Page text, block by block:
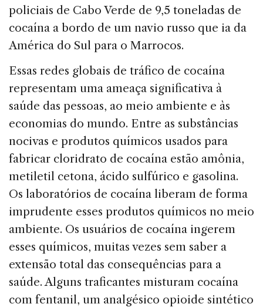
policiais de Cabo Verde de 9,5 toneladas de
cocaína a bordo de um navio russo que ia da
América do Sul para o Marrocos.
Essas redes globais de tráfico de cocaína
representam uma ameaça significativa à
saúde das pessoas, ao meio ambiente e às
economias do mundo. Entre as substâncias
nocivas e produtos químicos usados ​​para
fabricar cloridrato de cocaína estão amônia,
metiletil cetona, ácido sulfúrico e gasolina.
Os laboratórios de cocaína liberam de forma
imprudente esses produtos químicos no meio
ambiente. Os usuários de cocaína ingerem
esses químicos, muitas vezes sem saber a
extensão total das consequências para a
saúde. Alguns traficantes misturam cocaína
com fentanil, um analgésico opioide sintético